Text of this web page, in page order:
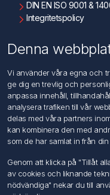
DIN EN ISO 9001 &
Integritetspolicy
Kontakta oss
Kundtjänst
Sök
Mitt konto
Mina ordrar
Mina adresser
Denna
Vi använder våra egna och
ge dig en trevlig och
anpassa innehåll,
analysera trafiken till vår
delas med våra partners
kan kombinera den med
som de har samlat in från
Genom att klicka på "Tillåt
av cookies och liknande
nödvändiga" nekar du till